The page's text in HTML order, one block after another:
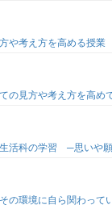
や考え方を高める授
の見方や考え方を高
活科の学習 ─思いや
の環境に自ら関わっ